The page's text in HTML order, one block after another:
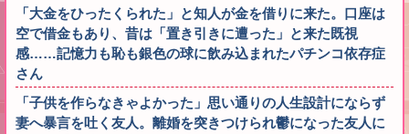
「大金をひったくられた」と知人が金を借りに来た。口座は
空で借金もあり、昔は「置き引きに遭った」と来た既視
感……記憶力も恥も銀色の球に飲み込まれたパチンコ依存症
さん
「子供を作らなきゃよかった」思い通りの人生設計にならず
妻へ暴言を吐く友人。離婚を突きつけられ鬱になった友人に